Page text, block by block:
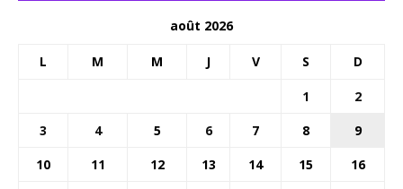
août 2026
L M M J V S D
1
2
3
4 5 6 7 8
9
10
11 12 13 14 15
16